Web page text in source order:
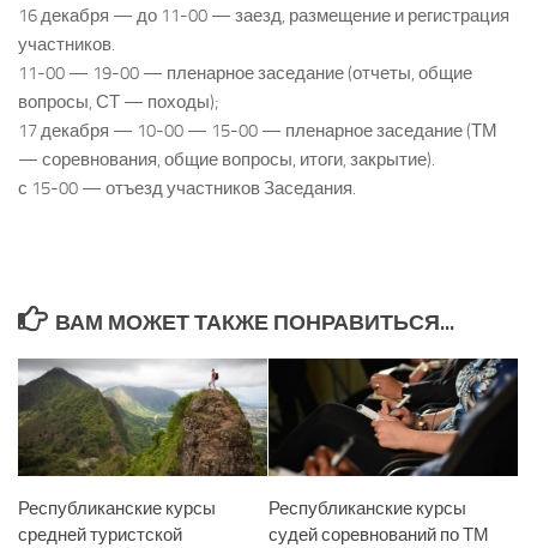
16 декабря — до 11-00 — заезд, размещение и регистрация
участников.
11-00 — 19-00 — пленарное заседание (отчеты, общие
вопросы, СТ — походы);
17 декабря — 10-00 — 15-00 — пленарное заседание (ТМ
— соревнования, общие вопросы, итоги, закрытие).
с 15-00 — отъезд участников Заседания.
ВАМ МОЖЕТ ТАКЖЕ ПОНРАВИТЬСЯ...
Республиканские курсы
средней туристской
Республиканские курсы
судей соревнований по ТМ